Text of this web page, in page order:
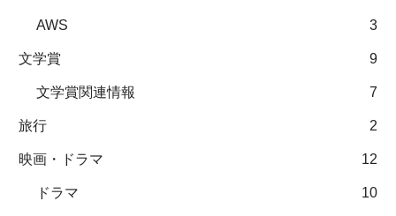
AWS 3
文学賞 9
文学賞関連情報 7
旅行 2
映画・ドラマ 12
ドラマ 10